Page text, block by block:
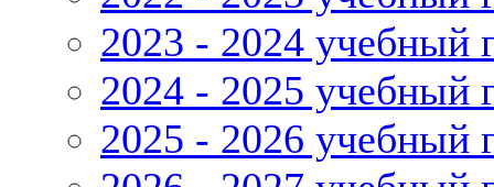
2023 - 2024 учебный
2024 - 2025 учебный
2025 - 2026 учебный